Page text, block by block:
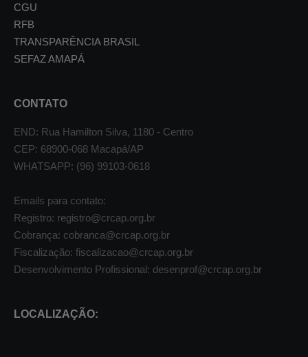
CGU
RFB
TRANSPARÊNCIA BRASIL
SEFAZ AMAPÁ
CONTATO
END: Rua Hamilton Silva, 1180 - Centro
CEP: 68900-068 Macapá/AP
WHATSAPP: (96) 99103-0618
Emails para contato:
Registro: registro@crcap.org.br
Cobrança: cobranca@crcap.org.br
Fiscalização: fiscalizacao@crcap.org.br
Desenvolvimento Profissional: desenprof@crcap.org.br
LOCALIZAÇÃO: